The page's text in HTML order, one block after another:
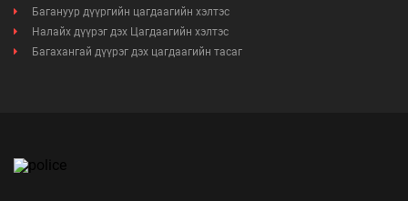
Багануур дүүргийн цагдаагийн хэлтэс
Налайх дүүрэг дэх Цагдаагийн хэлтэс
Багахангай дүүрэг дэх цагдаагийн тасаг